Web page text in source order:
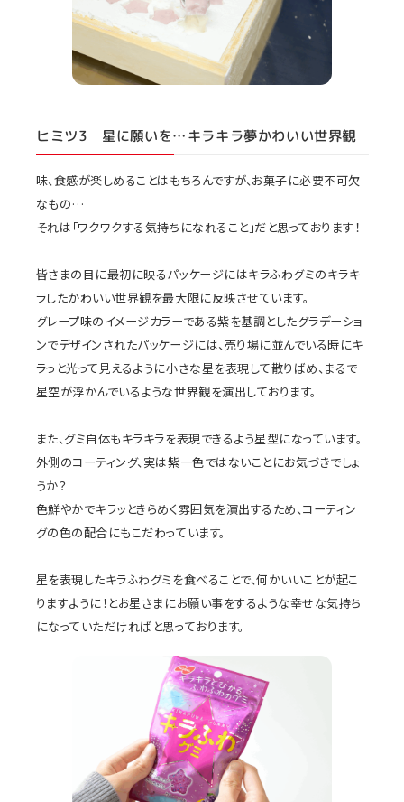
ヒミツ3 星に願いを…キラキラ夢かわいい世界観
味、食感が楽しめることはもちろんですが、お菓子に必要不可欠
なもの…
それは「ワクワクする気持ちになれること」だと思っております！
皆さまの目に最初に映るパッケージにはキラふわグミのキラキ
ラしたかわいい世界観を最大限に反映させています。
グレープ味のイメージカラーである紫を基調としたグラデーショ
ンでデザインされたパッケージには、売り場に並んでいる時にキ
ラっと光って見えるように小さな星を表現して散りばめ、まるで
星空が浮かんでいるような世界観を演出しております。
また、グミ自体もキラキラを表現できるよう星型になっています。
外側のコーティング、実は紫一色ではないことにお気づきでしょ
うか？
色鮮やかでキラッときらめく雰囲気を演出するため、コーティン
グの色の配合にもこだわっています。
星を表現したキラふわグミを食べることで、何かいいことが起こ
りますように！とお星さまにお願い事をするような幸せな気持ち
になっていただければと思っております。